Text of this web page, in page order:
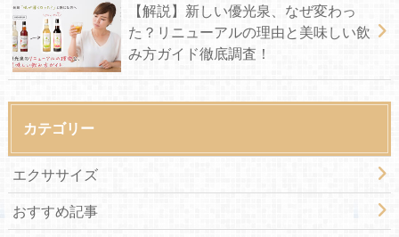
【解説】新しい優光泉、なぜ変わっ
た？リニューアルの理由と美味しい飲
み方ガイド徹底調査！
カテゴリー
エクササイズ
おすすめ記事